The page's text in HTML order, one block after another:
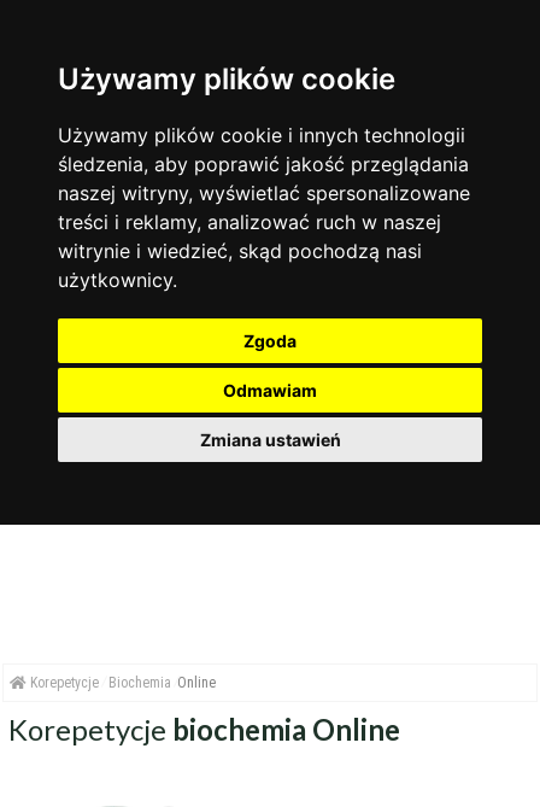
Używamy plików cookie
Używamy plików cookie i innych technologii
śledzenia, aby poprawić jakość przeglądania
naszej witryny, wyświetlać spersonalizowane
treści i reklamy, analizować ruch w naszej
witrynie i wiedzieć, skąd pochodzą nasi
użytkownicy.
Zgoda
Odmawiam
Zmiana ustawień
Język angielski 13744
Matematyka 12929
Chemia 4886
Język niemiecki 4307
Język polski 3426
Fizyka
Język francuski
Warszawa
Korepetycje
Online
14839
Kraków 7753
Wrocław
Łódź 3513
Gdańsk 2075
zakres dni
Wtorek
Środa
Czwartek
Piątek
Sobota
Niedziela
więcej filtrów Filtruj
Korepetycje Biochemia Online
Korepetycje biochemia Online